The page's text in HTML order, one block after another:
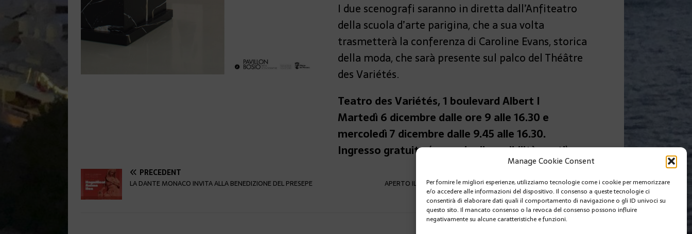
Manage Cookie Consent
Per fornire le migliori esperienze, utilizziamo tecnologie come i cookie per memorizzare
e/o accedere alle informazioni del dispositivo. Il consenso a queste tecnologie ci
consentirà di elaborare dati quali il comportamento di navigazione o gli ID univoci su
questo sito. Il mancato consenso o la revoca del consenso possono influire
negativamente su alcune caratteristiche e funzioni.
I due scenografi saranno in diretta dall’Anfiteatro
della scuola d’arte parigina, che a sua volta
trasmetterà la conferenza di Caroline Evans, storica
della moda, che sarà presente sul palco del Théâtre
des Variétés.
Teatro des Variétés, 1 boulevard Albert I
Martedì 6 dicembre dalle ore 9 alle 16.30 e
mercoledì 7 dicembre dalle 9.45 alle 16.30.
Ingresso gratuito (secondo disponibilità posti)
PRÉCÉDENT
LA DANTE MONACO INVITA ALLA BENEDIZIONE DEL PRESEPE APERTO IL VILLAGGIO A MONACO: NATALE A SPITSBERGEN